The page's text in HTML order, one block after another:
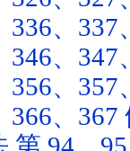
336、
346、
356、
366、367